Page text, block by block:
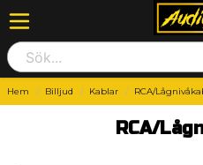
Hem Billjud Kablar RCA/
RCA/